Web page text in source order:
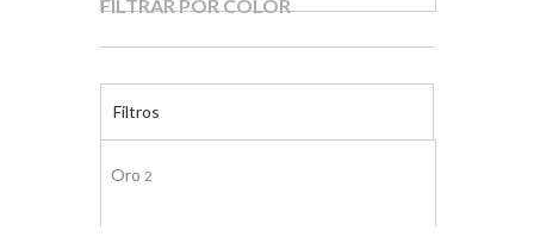
FILTRAR POR COLOR
Filtros
Oro 2